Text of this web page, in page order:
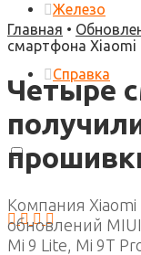
Железо
Справка
Главная •
смартфона Xiaomi
Четыре
Компания
обновлений
Mi 9 Lite, Mi 9T